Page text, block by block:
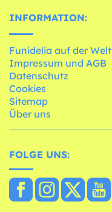
INFORMATION:
Funidelia auf der Welt
Impressum und AGB
Datenschutz
Cookies
Sitemap
Über uns
FOLGE UNS: